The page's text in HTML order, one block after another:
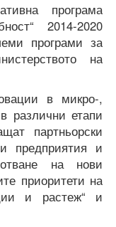
програма
2014-2020
програми за
на
в микро-,
различни етапи
партньорски
предприятия и
на нови
приоритети на
и растеж“ и